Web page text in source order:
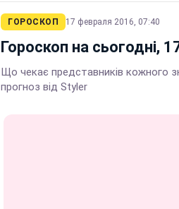
ГОРОСКОП 17 февраля 2016, 07:40
Гороскоп на сьогодні,
Що чекає представників кожного
прогноз від Styler